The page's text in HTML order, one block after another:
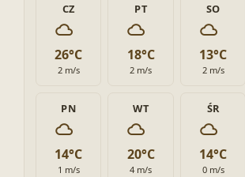
CZ
26°C
2 m/s
PT
18°C
2 m/s
SO
13°C
2 m/s
PN
14°C
1 m/s
WT
20°C
4 m/s
ŚR
14°C
0 m/s